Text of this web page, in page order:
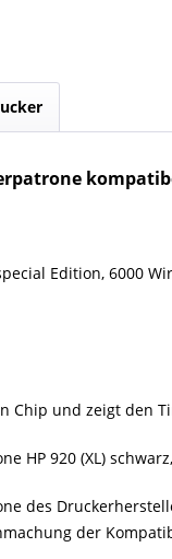
Edition, 6000
Chip und zeigt den
HP 920 (XL)
des
der